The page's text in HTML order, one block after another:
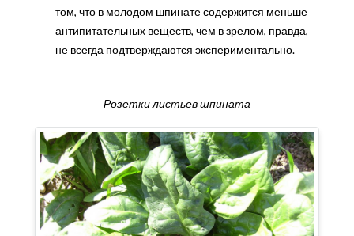
том, что в молодом шпинате содержится меньше
антипитательных веществ, чем в зрелом, правда,
не всегда подтверждаются экспериментально.
Розетки листьев шпината